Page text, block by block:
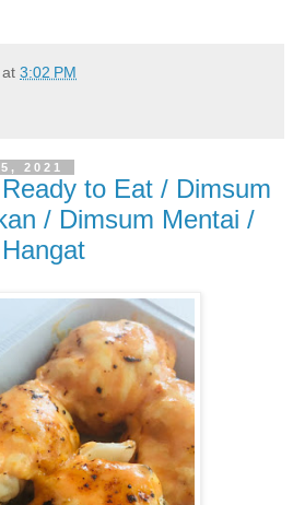
at 3:02 PM
2021
to Eat / Dimsum
/ Dimsum Mentai /